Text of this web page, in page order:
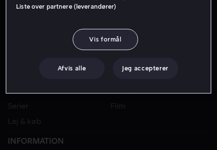
Sport
Kategorier
Serier
Film
Lej & køb
INFORMATION
Liste over partnere (leverandører)
Vis formål
Afvis alle Jeg accepterer